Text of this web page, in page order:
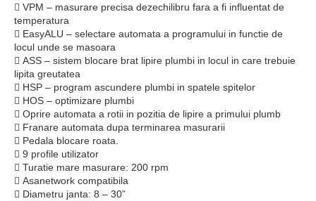
 VPM – masurare precisa dezechilibru fara a fi influentat de
temperatura
 EasyALU – selectare automata a programului in functie de
locul unde se masoara
 ASS – sistem blocare brat lipire plumbi in locul in care trebuie
lipita greutatea
 HSP – program ascundere plumbi in spatele spitelor
 HOS – optimizare plumbi
 Oprire automata a rotii in pozitia de lipire a primului plumb
 Franare automata dupa terminarea masurarii
 Pedala blocare roata.
 9 profile utilizator
 Turatie mare masurare: 200 rpm
 Asanetwork compatibila
 Diametru janta: 8 – 30”